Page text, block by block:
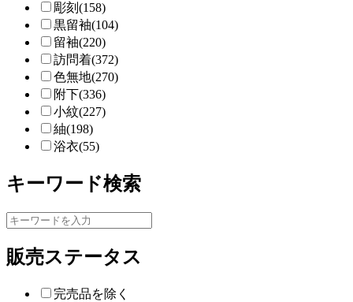
彫刻(158)
黒留袖(104)
留袖(220)
訪問着(372)
色無地(270)
附下(336)
小紋(227)
紬(198)
浴衣(55)
キーワード検索
販売ステータス
完売品を除く